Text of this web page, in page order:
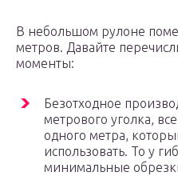
В небольшом рулоне
метров. Давайте
моменты:
Безотходное
метрового уголка,
одного метра,
использовать. То у
минимальные